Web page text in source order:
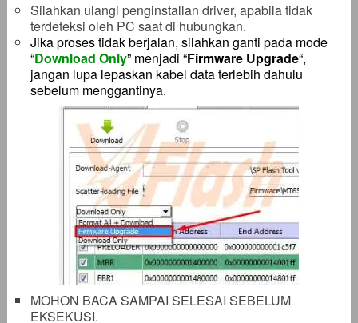
Silahkan ulangi penginstallan driver, apabila tidak
terdeteksi oleh PC saat di hubungkan.
Jika proses tidak berjalan, silahkan ganti pada mode
“Download Only” menjadi “Firmware Upgrade“,
jangan lupa lepaskan kabel data terlebih dahulu
sebelum menggantinya.
MOHON BACA SAMPAI SELESAI SEBELUM
EKSEKUSI.